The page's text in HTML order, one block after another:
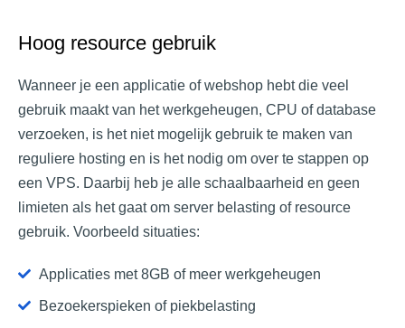
Hoog resource gebruik
Wanneer je een applicatie of webshop hebt die veel
gebruik maakt van het werkgeheugen, CPU of database
verzoeken, is het niet mogelijk gebruik te maken van
reguliere hosting en is het nodig om over te stappen op
een VPS. Daarbij heb je alle schaalbaarheid en geen
limieten als het gaat om server belasting of resource
gebruik. Voorbeeld situaties:
Applicaties met 8GB of meer werkgeheugen
Bezoekerspieken of piekbelasting